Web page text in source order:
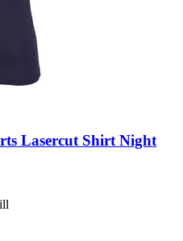
Lasercut Shirt Night